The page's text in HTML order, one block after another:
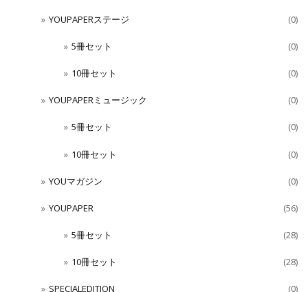
YOUPAPERステージ (0)
5冊セット (0)
10冊セット (0)
YOUPAPERミュージック (0)
5冊セット (0)
10冊セット (0)
YOUマガジン (0)
YOUPAPER (56)
5冊セット (28)
10冊セット (28)
SPECIALEDITION (0)